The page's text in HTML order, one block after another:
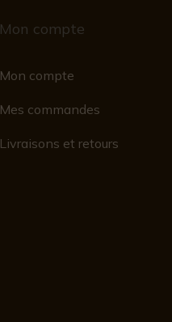
Mon compte
Mon compte
Mes commandes
Livraisons et retours